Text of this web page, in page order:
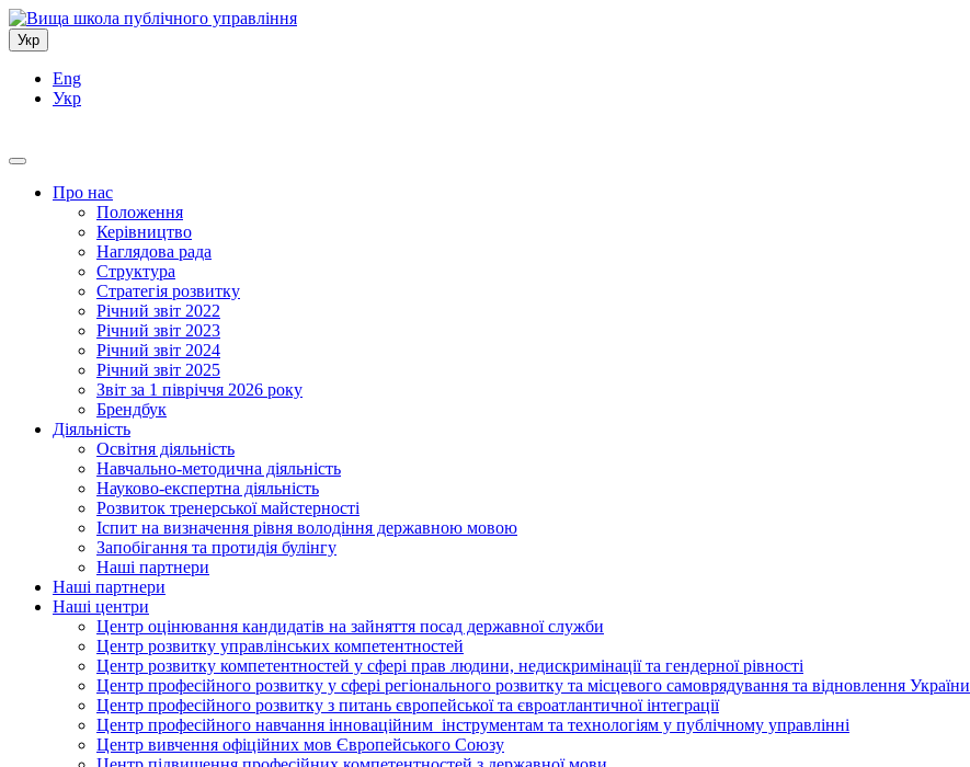
Укр
Eng
Укр
Про нас
Положення
Керівництво
Наглядова рада
Структура
Стратегія розвитку
Річний звіт 2022
Річний звіт 2023
Річний звіт 2024
Річний звіт 2025
Звіт за 1 півріччя 2026 року
Брендбук
Діяльність
Освітня діяльність
Навчально-методична діяльність
Науково-експертна діяльність
Розвиток тренерської майстерності
Іспит на визначення рівня володіння державною мовою
Запобігання та протидія булінгу
Наші партнери
Наші партнери
Наші центри
Центр оцінювання кандидатів на зайняття посад державної служби
Центр розвитку управлінських компетентностей
Центр розвитку компетентностей у сфері прав людини, недискримінації та гендерної рівності
Центр професійного розвитку у сфері регіонального розвитку та місцевого самоврядування та відновлення України
Центр професійного розвитку з питань європейської та євроатлантичної інтеграції
Центр професійного навчання інноваційним інструментам та технологіям у публічному управлінні
Центр вивчення офіційних мов Європейського Союзу